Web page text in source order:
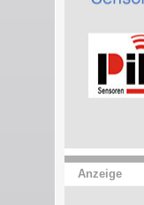
Anzeige